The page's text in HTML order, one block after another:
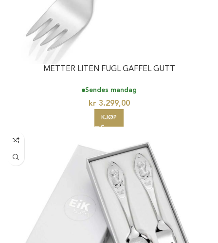
METTER LITEN FUGL GAFFEL GUTT
Sendes mandag
kr 3.299,00
KJØP